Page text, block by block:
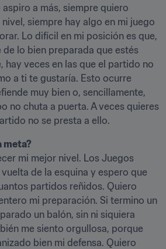
a más, siempre quiero
siempre hay algo en mi juego
Lo difícil en mi posición es que,
lo bien preparada que estés
hay veces en las que el partido no
a ti te gustaría. Esto ocurre
muy bien o, sencillamente,
no chuta a puerta. A veces quieres
no se presta a ello.
meta?
mi mejor nivel. Los Juegos
de la esquina y espero que
partidos reñidos. Quiero
mi preparación. Si termino un
un balón, sin ni siquiera
me siento orgullosa, porque
bien mi defensa. Quiero